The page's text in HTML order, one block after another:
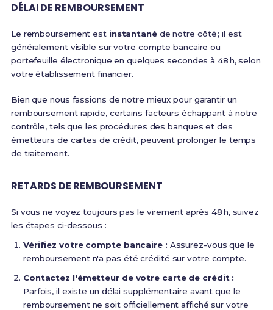
DÉLAI DE REMBOURSEMENT
Le remboursement est instantanéde notre côté ; il est
généralement visible sur votre compte bancaire ou
portefeuille électronique en quelques secondes à 48 h, selon
votre établissement financier.
Bien que nous fassions de notre mieux pour garantir un
remboursement rapide, certains facteurs échappant à notre
contrôle, tels que les procédures des banques et des
émetteurs de cartes de crédit, peuvent prolonger le temps
de traitement.
RETARDS DE REMBOURSEMENT
Si vous ne voyez toujours pas le virement après 48 h, suivez
les étapes ci‑dessous :
Vérifiez votre compte bancaire : Assurez-vous que le
remboursement n'a pas été crédité sur votre compte.
Contactez l'émetteur de votre carte de crédit :
Parfois, il existe un délai supplémentaire avant que le
remboursement ne soit officiellement affiché sur votre